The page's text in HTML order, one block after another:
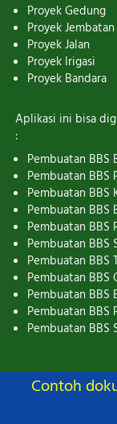
Proyek Gedung
Proyek Jembatan
Proyek Jalan
Proyek Irigasi
Proyek Bandara
Aplikasi ini bisa
:
Pembuatan BBS
Pembuatan BBS
Pembuatan BBS
Pembuatan BBS
Pembuatan BBS
Pembuatan
Pembuatan BBS
Pembuatan BBS
Pembuatan BBS
Pembuatan BBS
Pembuatan BBS
Contoh